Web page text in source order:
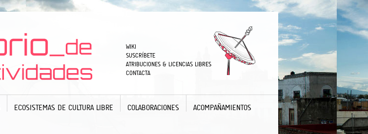
WIKI
SUSCRÍBETE
ATRIBUCIONES & LICENCIAS LIBRES
CONTACTA
ECOSISTEMAS DE CULTURA LIBRE COLABORACIONES ACOMPAÑAMIENTOS